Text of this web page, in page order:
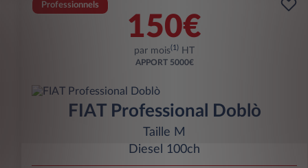
Professionnels
150€
par mois(1) HT
APPORT 5000€
FIAT Professional Doblò
Taille M
Diesel 100ch